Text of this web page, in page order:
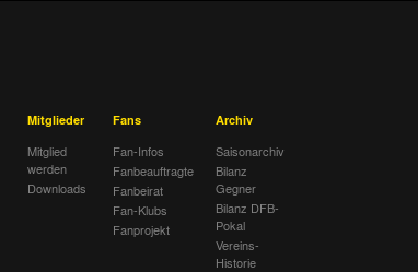
Mitglieder
Mitglied
werden
Downloads
Fans
Fan-Infos
Fanbeauftragte
Fanbeirat
Fan-Klubs
Fanprojekt
Archiv
Saisonarchiv
Bilanz
Gegner
Bilanz DFB-
Pokal
Vereins-
Historie